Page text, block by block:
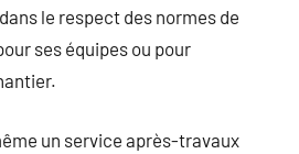
le respect des normes de
ses équipes ou pour
un service après-travaux